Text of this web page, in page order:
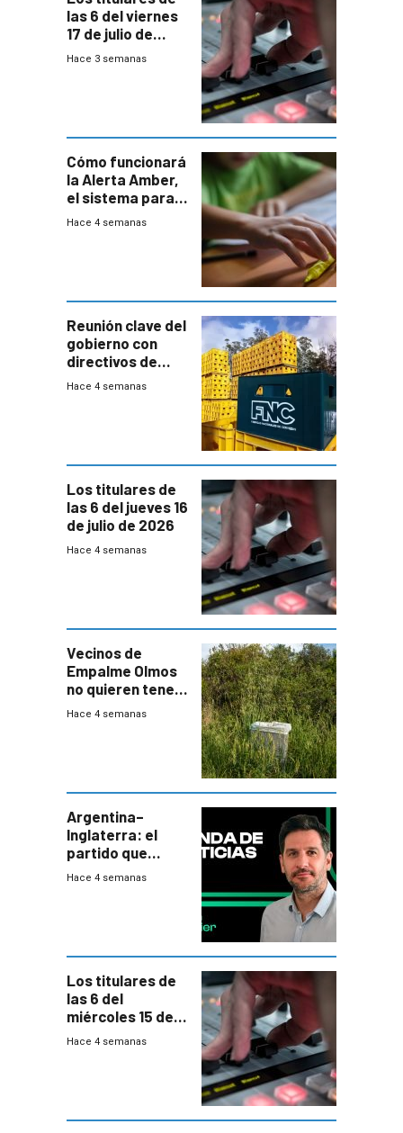
las 6 del viernes
17 de julio de
2026
Hace 3 semanas
Cómo funcionará
la Alerta Amber,
el sistema para
la búsqueda
Hace 4 semanas
Reunión clave del
gobierno con
directivos de
Fábricas
Hace 4 semanas
Los titulares de
las 6 del jueves 16
de julio de 2026
Hace 4 semanas
Vecinos de
Empalme Olmos
no quieren tener
cerca una planta
departamental
Hace 4 semanas
Argentina–
Inglaterra: el
partido que
nunca termina
Hace 4 semanas
Los titulares de
las 6 del
miércoles 15 de
julio de 2026
Hace 4 semanas